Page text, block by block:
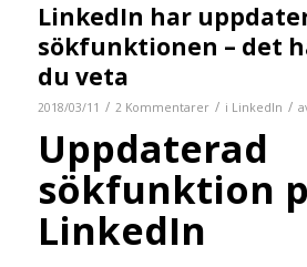
LinkedIn har
sökfunktionen – det
du veta
2018/03/11 / 2 Kommentarer / i LinkedIn /
Uppdaterad
sökfunktion
LinkedIn